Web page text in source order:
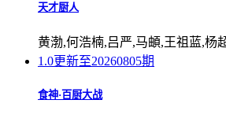
天才厨人
黄渤,何浩楠,吕严,马頔,王祖蓝,杨
1.0更新至20260805期
食神·百厨大战